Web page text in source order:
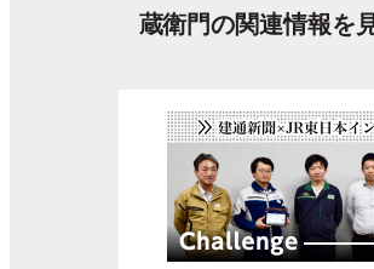
蔵衛門の関連情報を